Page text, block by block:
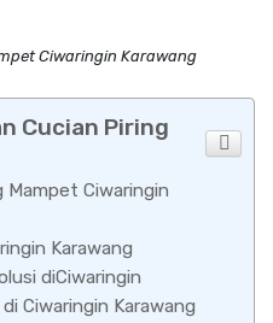
Ciwaringin Karawang
Cucian Piring
Mampet Ciwaringin
Karawang
diCiwaringin
Ciwaringin Karawang